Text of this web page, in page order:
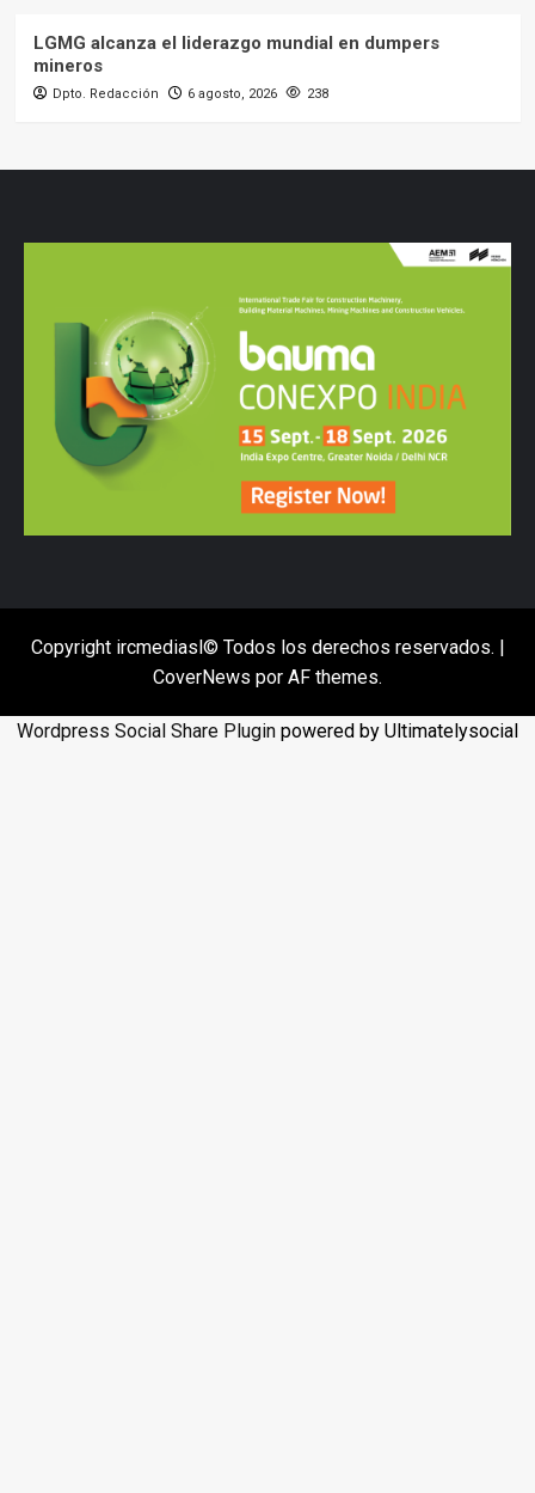
LGMG alcanza el liderazgo mundial en dumpers
mineros
Dpto. Redacción 6 agosto, 2026 238
Copyright ircmediasl© Todos los derechos reservados. |
CoverNews por AF themes.
Wordpress Social Share Plugin powered by Ultimatelysocial